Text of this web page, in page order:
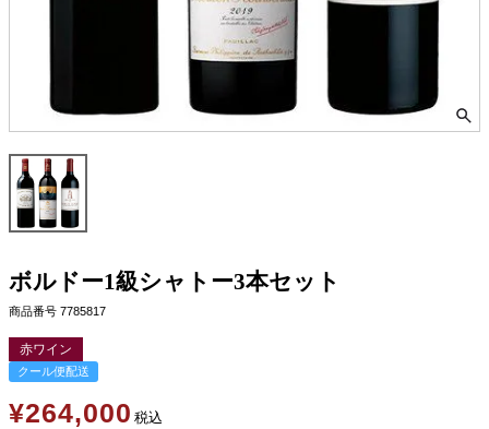
ボルドー1級シャトー3本セット
商品番号 7785817
赤ワイン
クール便配送
¥264,000 税込